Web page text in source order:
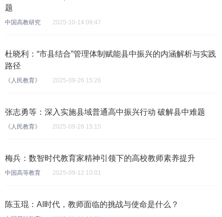
题
中国高教研究 2025-10-14 09:47
杜晓利：“市县结合”管理体制赋能县中振兴的内涵解析与实践
路径
《人民教育》 2025-09-26 15:26
张志勇等：深入实施县域普通高中振兴行动 破解县中难题
《人民教育》 2025-09-26 15:15
梅兵：数智时代教育家精神引领下的高校教师素养提升
中国高等教育 2025-09-12 10:01
陈玉琨：AI时代，教师面临的挑战与使命是什么？